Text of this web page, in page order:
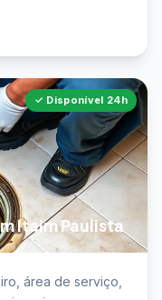
Itaim Paulista
✓ Disponível 24h
área de serviço,